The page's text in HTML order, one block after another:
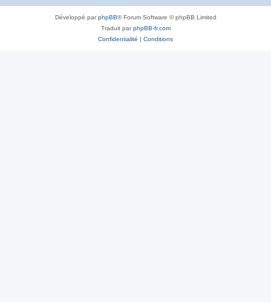
Développé parphpBB® Forum Software © phpBB Limited
Traduit parphpBB-fr.com
Confidentialité | Conditions